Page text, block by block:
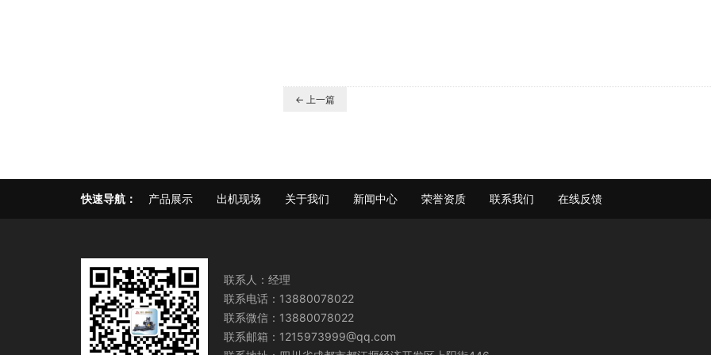
← 上一篇
快速导航： 产品展示 出机现场 关于我们 新闻中心 荣誉资质 联系我们 在线反馈
联系人：经理
联系电话：13880078022
联系微信：13880078022
联系邮箱：1215973999@qq.com